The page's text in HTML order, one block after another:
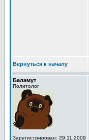
Вернуться к началу
Баламут
Политолог
Зарегистрирован: 29.11.2009